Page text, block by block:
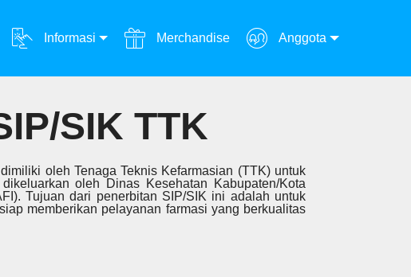
Informasi Merchandise Anggota
SIK TTK
oleh Tenaga Teknis Kefarmasian (TTK) untuk
oleh Dinas Kesehatan Kabupaten/Kota
Tujuan dari penerbitan SIP/SIK ini adalah untuk
memberikan pelayanan farmasi yang berkualitas